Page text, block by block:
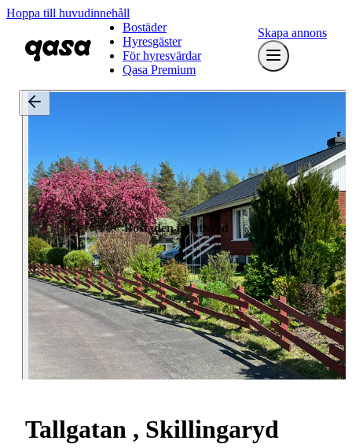
Hoppa till huvudinnehåll
Bostäder
Hyresgäster
För hyresvärdar
Qasa Premium
Skapa annons
Bostaden är uthyrd
Tallgatan , Skillingaryd